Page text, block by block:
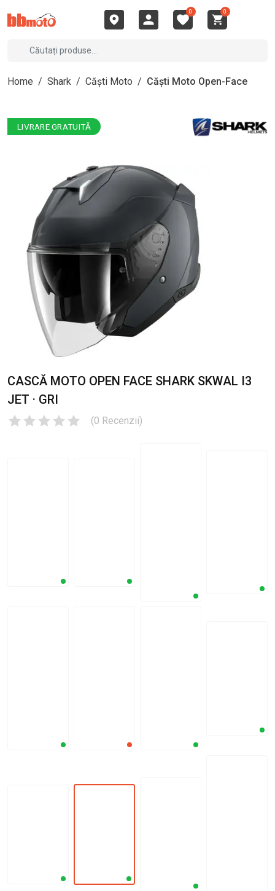
0 0
Home / Shark / Căști Moto / Căști Moto Open-Face
LIVRARE GRATUITĂ
CASCĂ MOTO OPEN FACE SHARK SKWAL I3
JET · GRI
(0 Recenzii)